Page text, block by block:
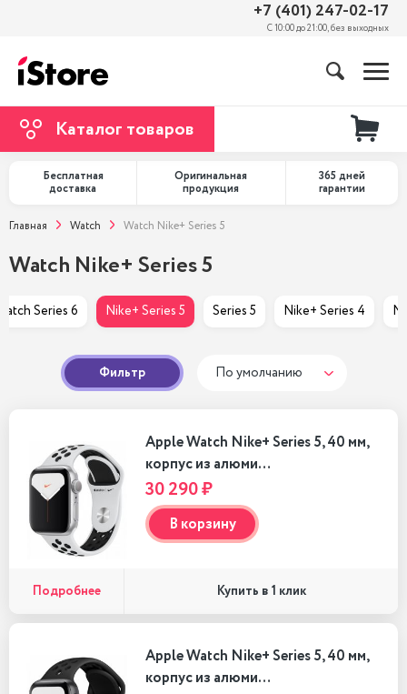
+7 (401) 247-02-17
С 10:00 до 21:00, без выходных
Каталог товаров
Бесплатная
доставка
Оригинальная
продукция
365 дней
гарантии
Главная Watch Watch Nike+ Series 5
Watch Nike+ Series 5
Series 6 Nike+ Series 5 Series 5 Nike+ Series 4
Фильтр По умолчанию
Apple Watch Nike+ Series 5, 40 мм,
корпус из алюми…
30 290 ₽
В корзину
Подробнее Купить в 1 клик
Apple Watch Nike+ Series 5, 40 мм,
корпус из алюми…